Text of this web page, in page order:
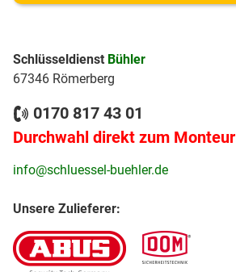
Schlüsseldienst Bühler
67346 Römerberg
0170 817 43 01
Durchwahl direkt zum Monteur
info@schluessel-buehler.de
Unsere Zulieferer: